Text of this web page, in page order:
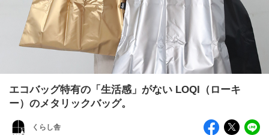
エコバッグ特有の「生活感」がない LOQI（ローキ
ー）のメタリックバッグ。
くらし舎